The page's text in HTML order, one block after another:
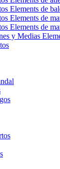
Elements de
Elements de
Elements de
y Medias